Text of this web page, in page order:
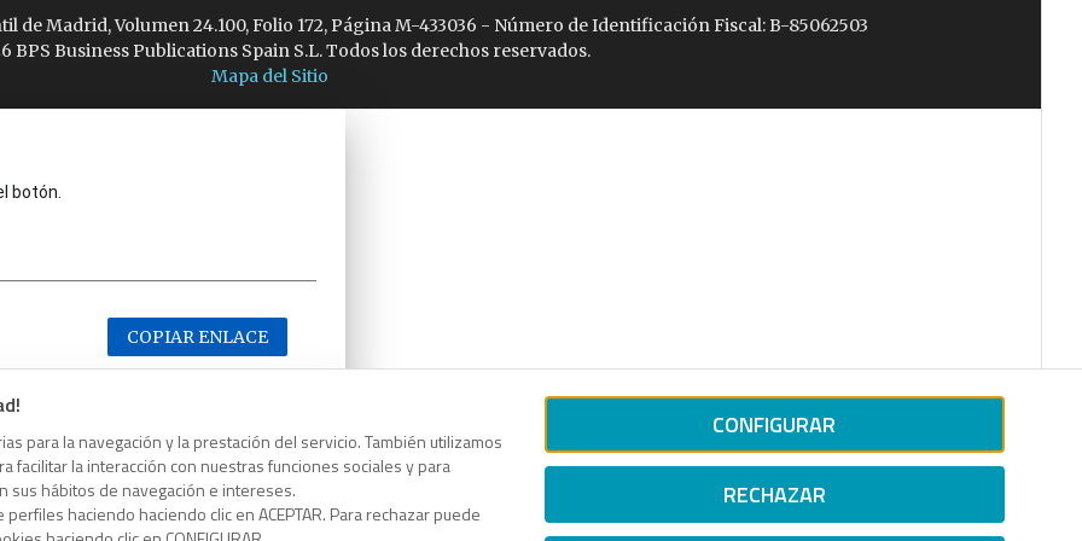
para la navegación y la prestación del servicio. También utilizamos
facilitar la interacción con nuestras funciones sociales y para
sus hábitos de navegación e intereses.
haciendo haciendo clic en ACEPTAR. Para rechazar puede
CONFIGURAR
RECHAZAR
de Madrid, Volumen 24.100, Folio 172, Página M-433036 - Número de Identificación Fiscal: B-85062503
BPS Business Publications Spain S.L. Todos los derechos reservados.
Mapa del Sitio
botón.
COPIAR ENLACE
botón.